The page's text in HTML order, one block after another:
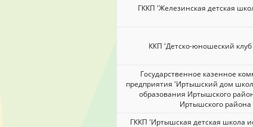
ГККП 'Железинская детская
ККП 'Детско-юношеский
Государственное казенное
предприятия 'Иртышский дом
образования Иртышского
Иртышского района
ГККП 'Иртышская детская школа